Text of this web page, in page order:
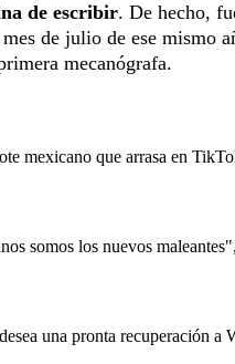
de escribir. De hecho,
de julio de ese mismo
mecanógrafa.
mexicano que arrasa en
somos los nuevos
una pronta recuperación a